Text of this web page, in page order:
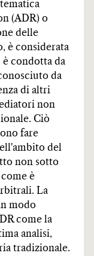
(ADR) o
delle
è considerata
condotta da
da
di altri
non
Ciò
fare
del
non sotto
è
La
modo
come la
analisi,
tradizionale.